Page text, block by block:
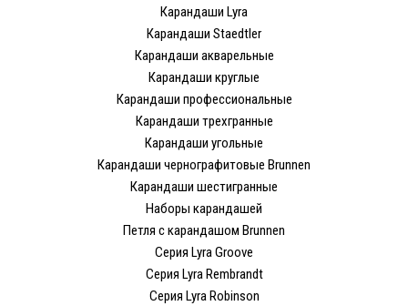
Карандаши Lyra
Карандаши Staedtler
Карандаши акварельные
Карандаши круглые
Карандаши профессиональные
Карандаши трехгранные
Карандаши угольные
Карандаши чернографитовые Brunnen
Карандаши шестигранные
Наборы карандашей
Петля с карандашом Brunnen
Серия Lyra Groove
Серия Lyra Rembrandt
Серия Lyra Robinson